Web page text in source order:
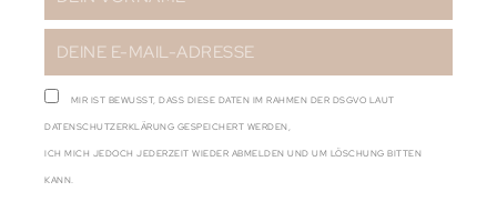
MIR IST BEWUSST, DASS DIESE DATEN IM RAHMEN DER DSGVO LAUT
DATENSCHUTZERKLÄRUNG GESPEICHERT WERDEN,
ICH MICH JEDOCH JEDERZEIT WIEDER ABMELDEN UND UM LÖSCHUNG BITTEN
KANN.